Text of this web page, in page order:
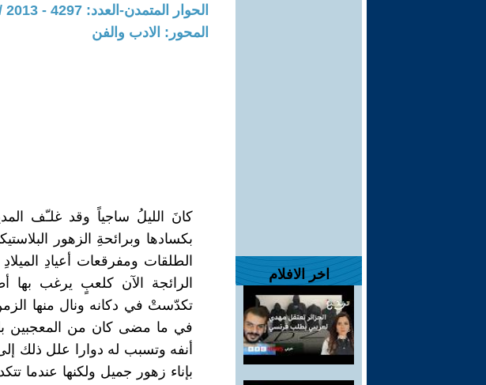
اخر الافلام
الحوار المتمدن-العدد: 4297 - 2013 / 12 / 6 - 21:07
المحور: الادب والفن
كانَ الليلُ ساجياً وقد غلـّف
بكسادها وبرائحةِ الزهور
الطلقات ومفرقعات أعيادِ
الرائجة الآن كلعبٍ يرغب بها
تكدّستْ في دكانه ونال منها
في ما مضى كان من المعجبين
أنفه وتسبب له دوارا علل ذلك
بإناء زهور جميل ولكنها عندما